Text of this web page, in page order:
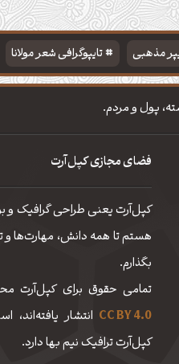
مذهبی تایپوگرافی شعر مولانا
پول و مردم.
فضای مجازی کپل‌آرت
کپل‌آرت یعنی طراحی گرافیک و
هستم تا همه دانش، مهارت‌‌ها و
بگذارم.
تمامی حقوق برای کپل‌آرت
CC BY 4.0 انتشار
کپل‌آرت ترافیک نیم بها دارد.